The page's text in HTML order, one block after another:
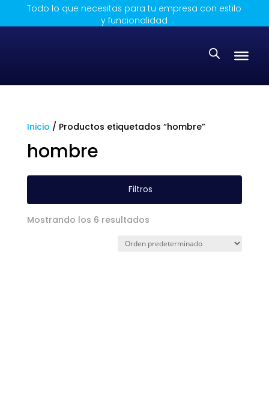
Todo lo que necesitas para tu empresa con estilo
y funcionalidad
Inicio / Productos etiquetados “hombre”
hombre
Filtros
Mostrando los 6 resultados